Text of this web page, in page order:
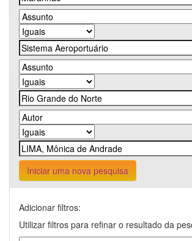
Iniciar uma nova pesquisa
Adicionar filtros:
Utilizar filtros para refinar o resultado da